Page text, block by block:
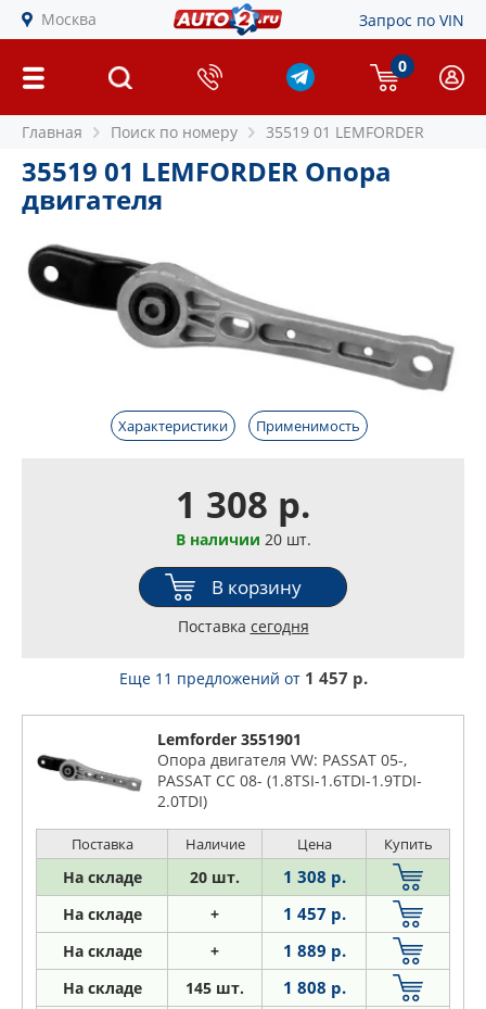
Москва Запрос по VIN
0
Главная Поиск по номеру 35519 01 LEMFORDER
35519 01 LEMFORDER Опора
двигателя
Характеристики Применимость
1 308 р.
В наличии 20 шт.
В корзину
Поставка сегодня
Еще 11 предложений от 1 457 р.
Lemforder 3551901
Опора двигателя VW: PASSAT 05-,
PASSAT CC 08- (1.8TSI-1.6TDI-1.9TDI-
2.0TDI)
Поставка Наличие Цена Купить
На складе 20 шт. 1 308 р.
На складе + 1 457 р.
На складе + 1 889 р.
На складе 145 шт. 1 808 р.